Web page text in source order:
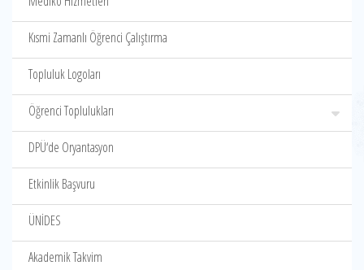
Kısmi Zamanlı Öğrenci Çalıştırma
Topluluk Logoları
Öğrenci Toplulukları
DPÜ‘de Oryantasyon
Etkinlik Başvuru
ÜNİDES
Akademik Takvim